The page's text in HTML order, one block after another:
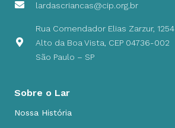
lardascriancas@cip.org.br
Rua Comendador Elias Zarzur, 1254
Alto da Boa Vista, CEP 04736-002
São Paulo – SP
Sobre o Lar
Nossa História